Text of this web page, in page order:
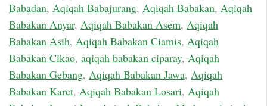
Babadan, Aqiqah Babajurang, Aqiqah Babakan, Aqiqah
Babakan Anyar, Aqiqah Babakan Asem, Aqiqah
Babakan Asih, Aqiqah Babakan Ciamis, Aqiqah
Babakan Cikao, aqiqah babakan ciparay, Aqiqah
Babakan Gebang, Aqiqah Babakan Jawa, Aqiqah
Babakan Karet, Aqiqah Babakan Losari, Aqiqah